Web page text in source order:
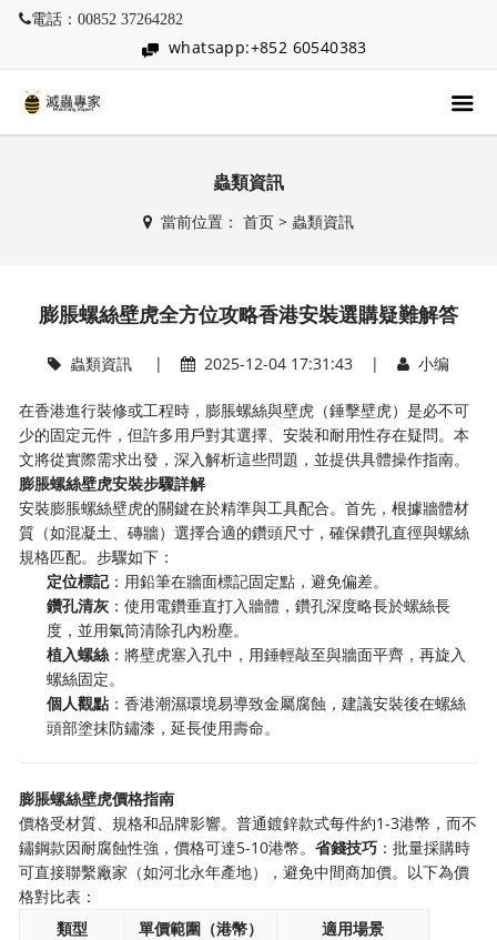
電話：00852 37264282
whatsapp:+852 60540383
蟲類資訊
當前位置： 首页> 蟲類資訊
膨脹螺絲壁虎全方位攻略香港安裝選購疑難解答
蟲類資訊| 2025-12-04 17:31:43 | 小编
在香港進行裝修或工程時，膨脹螺絲與壁虎（錘擊壁虎）是必不可
少的固定元件，但許多用戶對其選擇、安裝和耐用性存在疑問。本
文將從實際需求出發，深入解析這些問題，並提供具體操作指南。
膨脹螺絲壁虎安裝步驟詳解
安裝膨脹螺絲壁虎的關鍵在於精準與工具配合。首先，根據牆體材
質（如混凝土、磚牆）選擇合適的鑽頭尺寸，確保鑽孔直徑與螺絲
規格匹配。步驟如下：
定位標記：用鉛筆在牆面標記固定點，避免偏差。
鑽孔清灰 ：使用電鑽垂直打入牆體，鑽孔深度略長於螺絲長
度，並用氣筒清除孔內粉塵。
植入螺絲 ：將壁虎塞入孔中，用錘輕敲至與牆面平齊，再旋入
螺絲固定。
個人觀點 ：香港潮濕環境易導致金屬腐蝕，建議安裝後在螺絲
頭部塗抹防鏽漆，延長使用壽命。
膨脹螺絲壁虎價格指南
價格受材質、規格和品牌影響。普通鍍鋅款式每件約1-3港幣，而不
鏽鋼款因耐腐蝕性強，價格可達5-10港幣。省錢技巧 ：批量採購時
可直接聯繫廠家（如河北永年產地），避免中間商加價。以下為價
格對比表：
類型
單價範圍（港幣）
適用場景